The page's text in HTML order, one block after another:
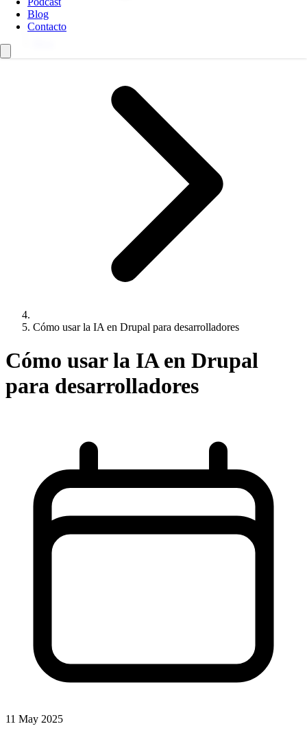
Blog
Contacto
Cómo usar la IA en Drupal para desarrolladores
Cómo usar la IA en Drupal
para desarrolladores
11 May 2025